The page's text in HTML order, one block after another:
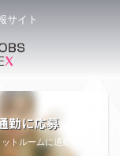
サイト
勤に応募
トルームに通勤